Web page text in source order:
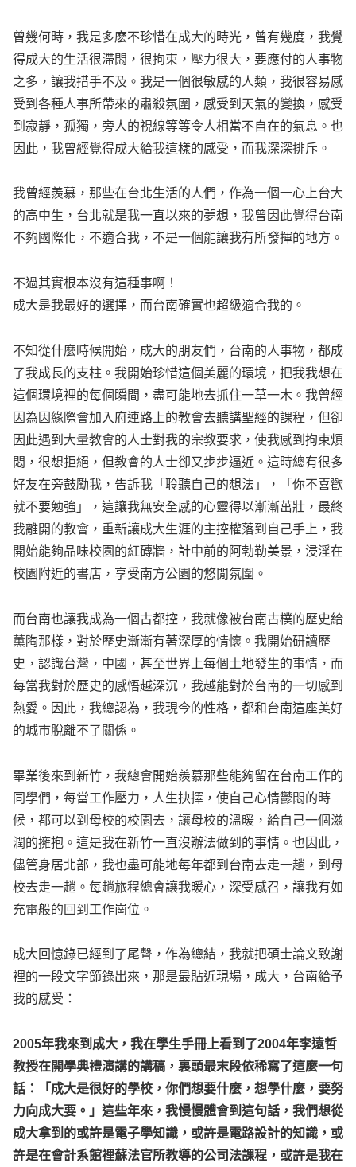
曾幾何時，我是多麽不珍惜在成大的時光，曾有幾度，我覺
得成大的生活很滯悶，很拘束，壓力很大，要應付的人事物
之多，讓我措手不及。我是一個很敏感的人類，我很容易感
受到各種人事所帶來的肅殺氛圍，感受到天氣的變換，感受
到寂靜，孤獨，旁人的視線等等令人相當不自在的氣息。也
因此，我曾經覺得成大給我這樣的感受，而我深深排斥。
我曾經羨慕，那些在台北生活的人們，作為一個一心上台大
的高中生，台北就是我一直以來的夢想，我曾因此覺得台南
不夠國際化，不適合我，不是一個能讓我有所發揮的地方。
不過其實根本沒有這種事啊！
成大是我最好的選擇，而台南確實也超級適合我的。
不知從什麼時候開始，成大的朋友們，台南的人事物，都成
了我成長的支柱。我開始珍惜這個美麗的環境，把我我想在
這個環境裡的每個瞬間，盡可能地去抓住一草一木。我曾經
因為因緣際會加入府連路上的教會去聽講聖經的課程，但卻
因此遇到大量教會的人士對我的宗教要求，使我感到拘束煩
悶，很想拒絕，但教會的人士卻又步步逼近。這時總有很多
好友在旁鼓勵我，告訴我「聆聽自己的想法」，「你不喜歡
就不要勉強」，這讓我無安全感的心靈得以漸漸茁壯，最終
我離開的教會，重新讓成大生涯的主控權落到自己手上，我
開始能夠品味校園的紅磚牆，計中前的阿勃勒美景，浸淫在
校園附近的書店，享受南方公園的悠閒氛圍。
而台南也讓我成為一個古都控，我就像被台南古樸的歷史給
薰陶那樣，對於歷史漸漸有著深厚的情懷。我開始研讀歷
史，認識台灣，中國，甚至世界上每個土地發生的事情，而
每當我對於歷史的感悟越深沉，我越能對於台南的一切感到
熱愛。因此，我總認為，我現今的性格，都和台南這座美好
的城市脫離不了關係。
畢業後來到新竹，我總會開始羨慕那些能夠留在台南工作的
同學們，每當工作壓力，人生抉擇，使自己心情鬱悶的時
候，都可以到母校的校園去，讓母校的溫暖，給自己一個滋
潤的擁抱。這是我在新竹一直沒辦法做到的事情。也因此，
儘管身居北部，我也盡可能地每年都到台南去走一趟，到母
校去走一趟。每趟旅程總會讓我暖心，深受感召，讓我有如
充電般的回到工作崗位。
成大回憶錄已經到了尾聲，作為總結，我就把碩士論文致謝
裡的一段文字節錄出來，那是最貼近現場，成大，台南給予
我的感受：
2005年我來到成大，我在學生手冊上看到了2004年李遠哲
教授在開學典禮演講的講稿，裏頭最末段依稀寫了這麼一句
話：「成大是很好的學校，你們想要什麼，想學什麼，要努
力向成大要。」這些年來，我慢慢體會到這句話，我們想從
成大拿到的或許是電子學知識，或許是電路設計的知識，或
許是在會計系館裡蘇法官所教導的公司法課程，或許是我在